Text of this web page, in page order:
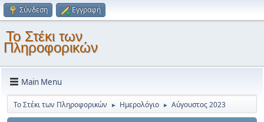
Σύνδεση Εγγραφή
Το Στέκι των
Πληροφορικών
Main Menu
Το Στέκι των Πληροφορικών ► Ημερολόγιο ► Αύγουστος 2023